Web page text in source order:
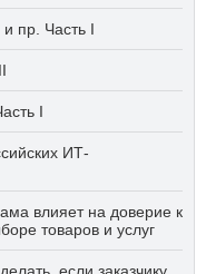
пр. Часть I
I
ИТ-
влияет на доверие к
товаров и услуг